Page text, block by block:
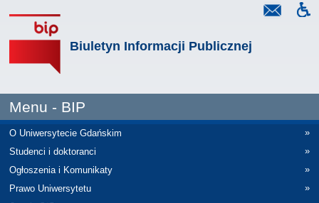
Biuletyn Informacji Publicznej
Menu - BIP
O Uniwersytecie Gdańskim
»
Studenci i doktoranci
»
Ogłoszenia i Komunikaty
»
Prawo Uniwersytetu
»